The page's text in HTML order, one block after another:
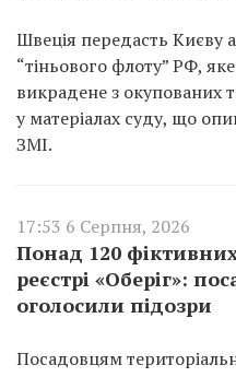
Швеція передасть Києву
“тіньового флоту” РФ,
викрадене з окупованих
у матеріалах суду, що
ЗМІ.
17:53 6 Серпня, 2026
Понад 120
реєстрі «Оберіг»:
оголосили підозри
Посадовцям